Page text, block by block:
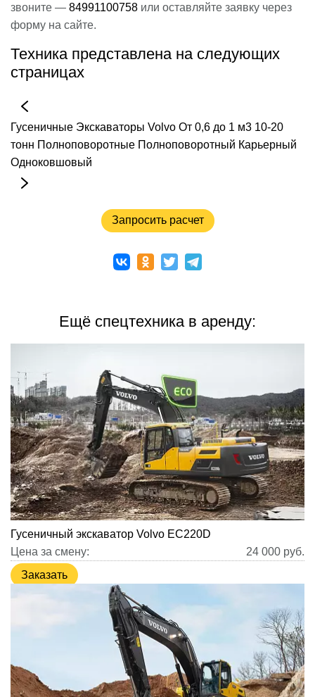
звоните — 84991100758 или оставляйте заявку через
форму на сайте.
Техника представлена на следующих
страницах
Гусеничные Экскаваторы Volvo От 0,6 до 1 м3 10-20
тонн Полноповоротные Полноповоротный Карьерный
Одноковшовый
Запросить расчет
Ещё спецтехника в аренду:
Гусеничный экскаватор Volvo EC220D
Цена за смену:
24 000 руб.
Заказать